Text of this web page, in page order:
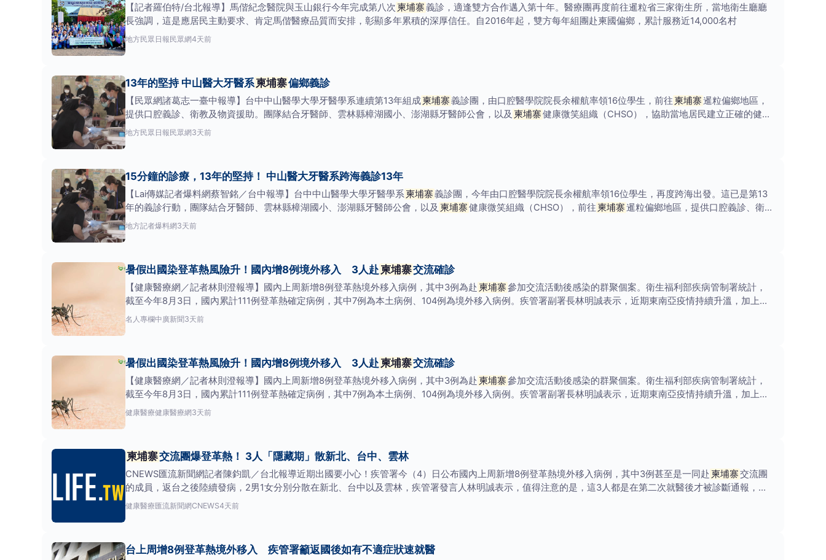
【記者羅伯特/台北報導】馬偕紀念醫院與玉山銀行今年完成第八次 柬埔寨義診，適逢雙方合作邁入第十年。醫療團再度前往暹粒省三家衛生所，當地衛生廳廳
長強調，這是應居民主動要求、肯定馬偕醫療品質而安排，彰顯多年累積的深厚信任。自2016年起，雙方每年組團赴柬國偏鄉，累計服務近14,000名村
地方民眾日報民眾網4天前
13年的堅持 中山醫大牙醫系柬埔寨偏鄉義診
【民眾網諸葛志一臺中報導】台中中山醫學大學牙醫學系連續第13年組成柬埔寨義診團，由口腔醫學院院長余權航率領16位學生，前往 柬埔寨暹粒偏鄉地區，
提供口腔義診、衛教及物資援助。團隊結合牙醫師、雲林縣樟湖國小、澎湖縣牙醫師公會，以及 柬埔寨健康微笑組織（CHSO），協助當地居民建立正確的健康
觀念
地方民眾日報民眾網3天前
15分鐘的診療，13年的堅持！ 中山醫大牙醫系跨海義診13年
【Lai傳媒記者爆料網蔡智銘／台中報導】台中中山醫學大學牙醫學系柬埔寨義診團，今年由口腔醫學院院長余權航率領16位學生，再度跨海出發。這已是第13
年的義診行動，團隊結合牙醫師、雲林縣樟湖國小、澎湖縣牙醫師公會，以及 柬埔寨健康微笑組織（CHSO），前往 柬埔寨暹粒偏鄉地區，提供口腔義診、衛教
及物資援
地方記者爆料網3天前
暑假出國染登革熱風險升！國內增8例境外移入 3人赴 柬埔寨交流確診
【健康醫療網／記者林則澄報導】國內上周新增8例登革熱境外移入病例，其中3例為赴 柬埔寨參加交流活動後感染的群聚個案。衛生福利部疾病管制署統計，
截至今年8月3日，國內累計111例登革熱確定病例，其中7例為本土病例、104例為境外移入病例。疾管署副署長林明誠表示，近期東南亞疫情持續升溫，加上暑
假出國旅遊人
名人專欄中廣新聞3天前
暑假出國染登革熱風險升！國內增8例境外移入 3人赴 柬埔寨交流確診
【健康醫療網／記者林則澄報導】國內上周新增8例登革熱境外移入病例，其中3例為赴 柬埔寨參加交流活動後感染的群聚個案。衛生福利部疾病管制署統計，
截至今年8月3日，國內累計111例登革熱確定病例，其中7例為本土病例、104例為境外移入病例。疾管署副署長林明誠表示，近期東南亞疫情持續升溫，加上暑
假出國旅遊人
健康醫療健康醫療網3天前
柬埔寨 交流團爆登革熱！ 3人「隱藏期」散新北、台中、雲林
CNEWS匯流新聞網記者陳鈞凱／台北報導近期出國要小心！疾管署今（4）日公布國內上周新增8例登革熱境外移入病例，其中3例甚至是一同赴 柬埔寨交流團
的成員，返台之後陸續發病，2男1女分別分散在新北、台中以及雲林，疾管署發言人林明誠表示，值得注意的是，這3人都是在第二次就醫後才被診斷通報，隱
藏期至少都
健康醫療匯流新聞網CNEWS4天前
台上周增8例登革熱境外移入 疾管署籲返國後如有不適症狀速就醫